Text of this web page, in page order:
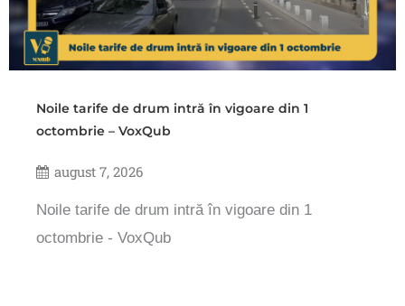
Noile tarife de drum intră în vigoare din 1
octombrie – VoxQub
august 7, 2026
Noile tarife de drum intră în vigoare din 1
octombrie - VoxQub